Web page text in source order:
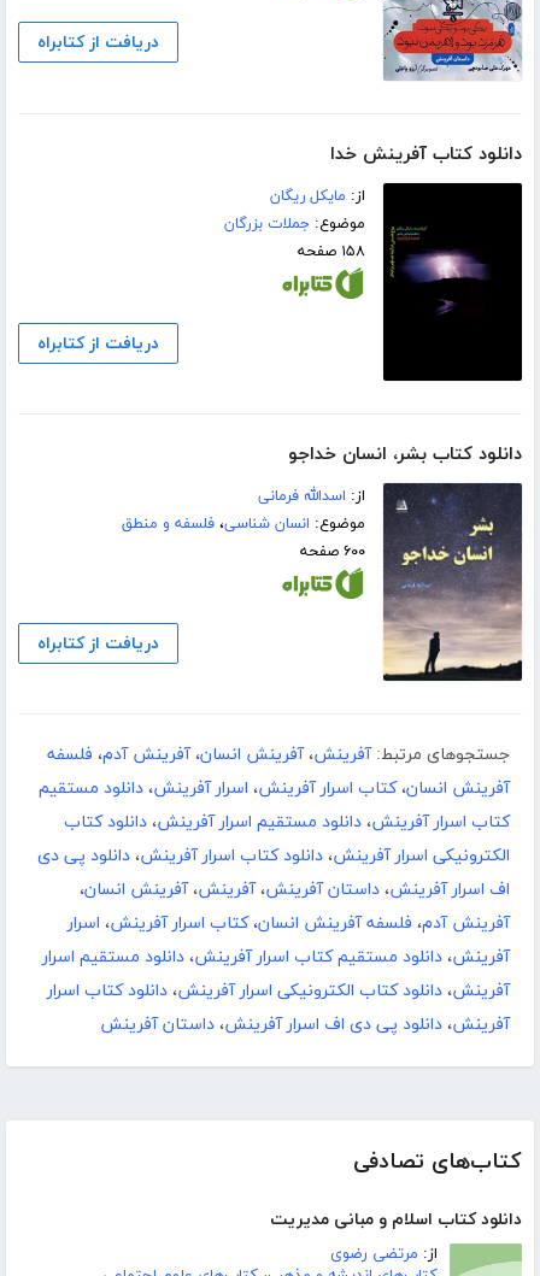
کتاب‌های تصادفی
دانلود کتاب اسلام و مبانی مدیریت
از: مرتضی رضوی
دریافت از کتابراه
دانلود کتاب آفرینش خدا
از: مایکل ریگان
موضوع:جملات بزرگان
۱۵۸ صفحه
دریافت از کتابراه
دانلود کتاب بشر، انسان خداجو
از: اسدالله فرمانی
موضوع: انسان شناسی،فلسفه و منطق
۶۰۰ صفحه
دریافت از کتابراه
جستجوهای مرتبط: آفرینش،آفرینش انسان،آفرینش آدم، فلسفه
آفرینش انسان،کتاب اسرار آفرینش، اسرار آفرینش، دانلود مستقیم
کتاب اسرار آفرینش، دانلود مستقیم اسرار آفرینش، دانلود کتاب
الکترونیکی اسرار آفرینش، دانلود کتاب اسرار آفرینش، دانلود پی دی
اف اسرار آفرینش، داستان آفرینش،آفرینش،آفرینش انسان،
آفرینش آدم، فلسفه آفرینش انسان،کتاب اسرار آفرینش، اسرار
آفرینش، دانلود مستقیم کتاب اسرار آفرینش، دانلود مستقیم اسرار
آفرینش، دانلود کتاب الکترونیکی اسرار آفرینش، دانلود کتاب اسرار
آفرینش، دانلود پی دی اف اسرار آفرینش، داستان آفرینش